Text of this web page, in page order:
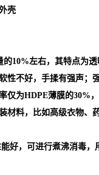
壳
的10%左右，其特点为
性不好，手揉有强声；
仅为HDPE薄膜的30%
材料，比如高级衣物、
好，可进行煮沸消毒，